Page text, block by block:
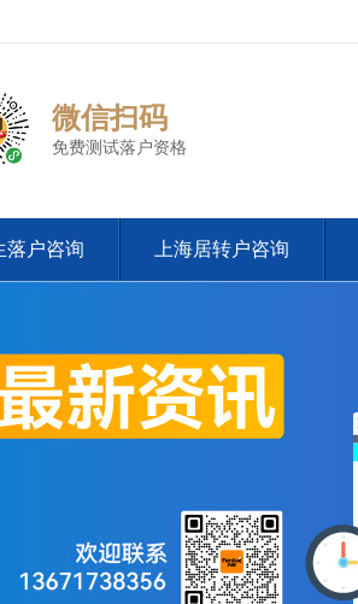
微信扫码
免费测试落户资格
落户咨询 上海居转户咨询